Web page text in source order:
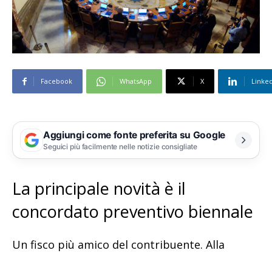
Facebook WhatsApp X
Aggiungi come fonte preferita su Google
Seguici più facilmente nelle notizie consigliate
La principale novità è il
concordato preventivo biennale
Un fisco più amico del contribuente. Alla